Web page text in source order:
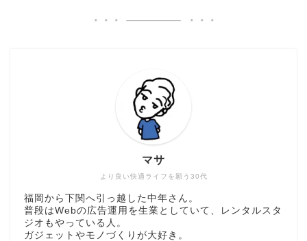
より良い快適ライフを願う30代
マサ
福岡から下関へ引っ越した中年さん。
普段はWebの広告運用を生業としていて、レンタルスタ
ジオもやっている人。
ガジェットやモノづくりが大好き。